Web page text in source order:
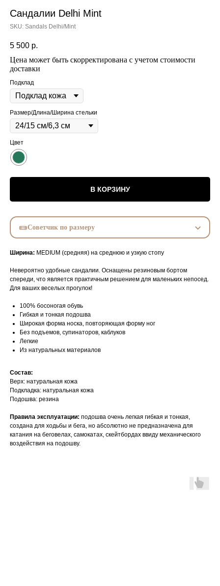
Сандалии Delhi Mint
SKU: Sandals Delhi/Mint
5 500 р.
Цена может быть скорректирована с учетом стоимости
доставки
Подклад
Размер/Длина/Ширина стельки
Цвет
В КОРЗИНУ
Советчик по размеру
Ширина: MEDIUM (средняя) на среднюю и узкую стопу
Невероятно удобные сандалии. Оснащены резиновым бортом
спереди, что является практичным решением для маленьких непосед.
Для ваших веселых прогулок!
100% босоногая обувь
Гибкая и тонкая подошва
Широкая форма носка, повторяющая форму ног
Без подъемов, супинаторов, каблуков
Легкие
Из натуральных материалов
Состав:
Верх: натуральная кожа
Подкладка: натуральная кожа
Подошва: резина
Правила эксплуатации: подошва очень легкая гибкая и тонкая,
создана для ходьбы и бега, но абсолютно не предназначена для
катания на беговелах, самокатах, скейтбордах ввиду механического
воздействия на подошву.